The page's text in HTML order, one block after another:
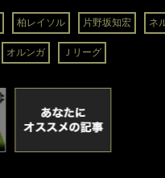
柏レイソル 片野坂知宏 ネ
オルンガ Ｊリーグ